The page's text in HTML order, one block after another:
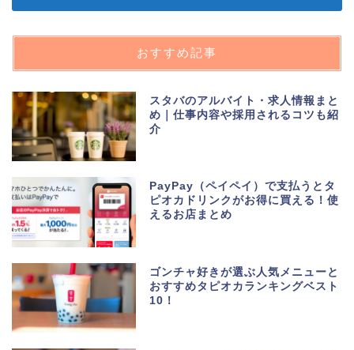
おすすめ記事
スタバのアルバイト・求人情報まと
め｜仕事内容や採用されるコツも紹
介
PayPay（ペイペイ）で支払うとタ
ピオカドリンクがお得に買える！使
えるお店まとめ
ゴンチャ好きが選ぶ人気メニューと
おすすめタピオカランキングベスト
10！